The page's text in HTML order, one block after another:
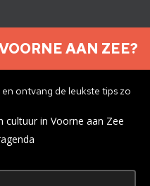
AAN ZEE?
ontvang de leukste tips zo
cultuur in Voorne aan Zee